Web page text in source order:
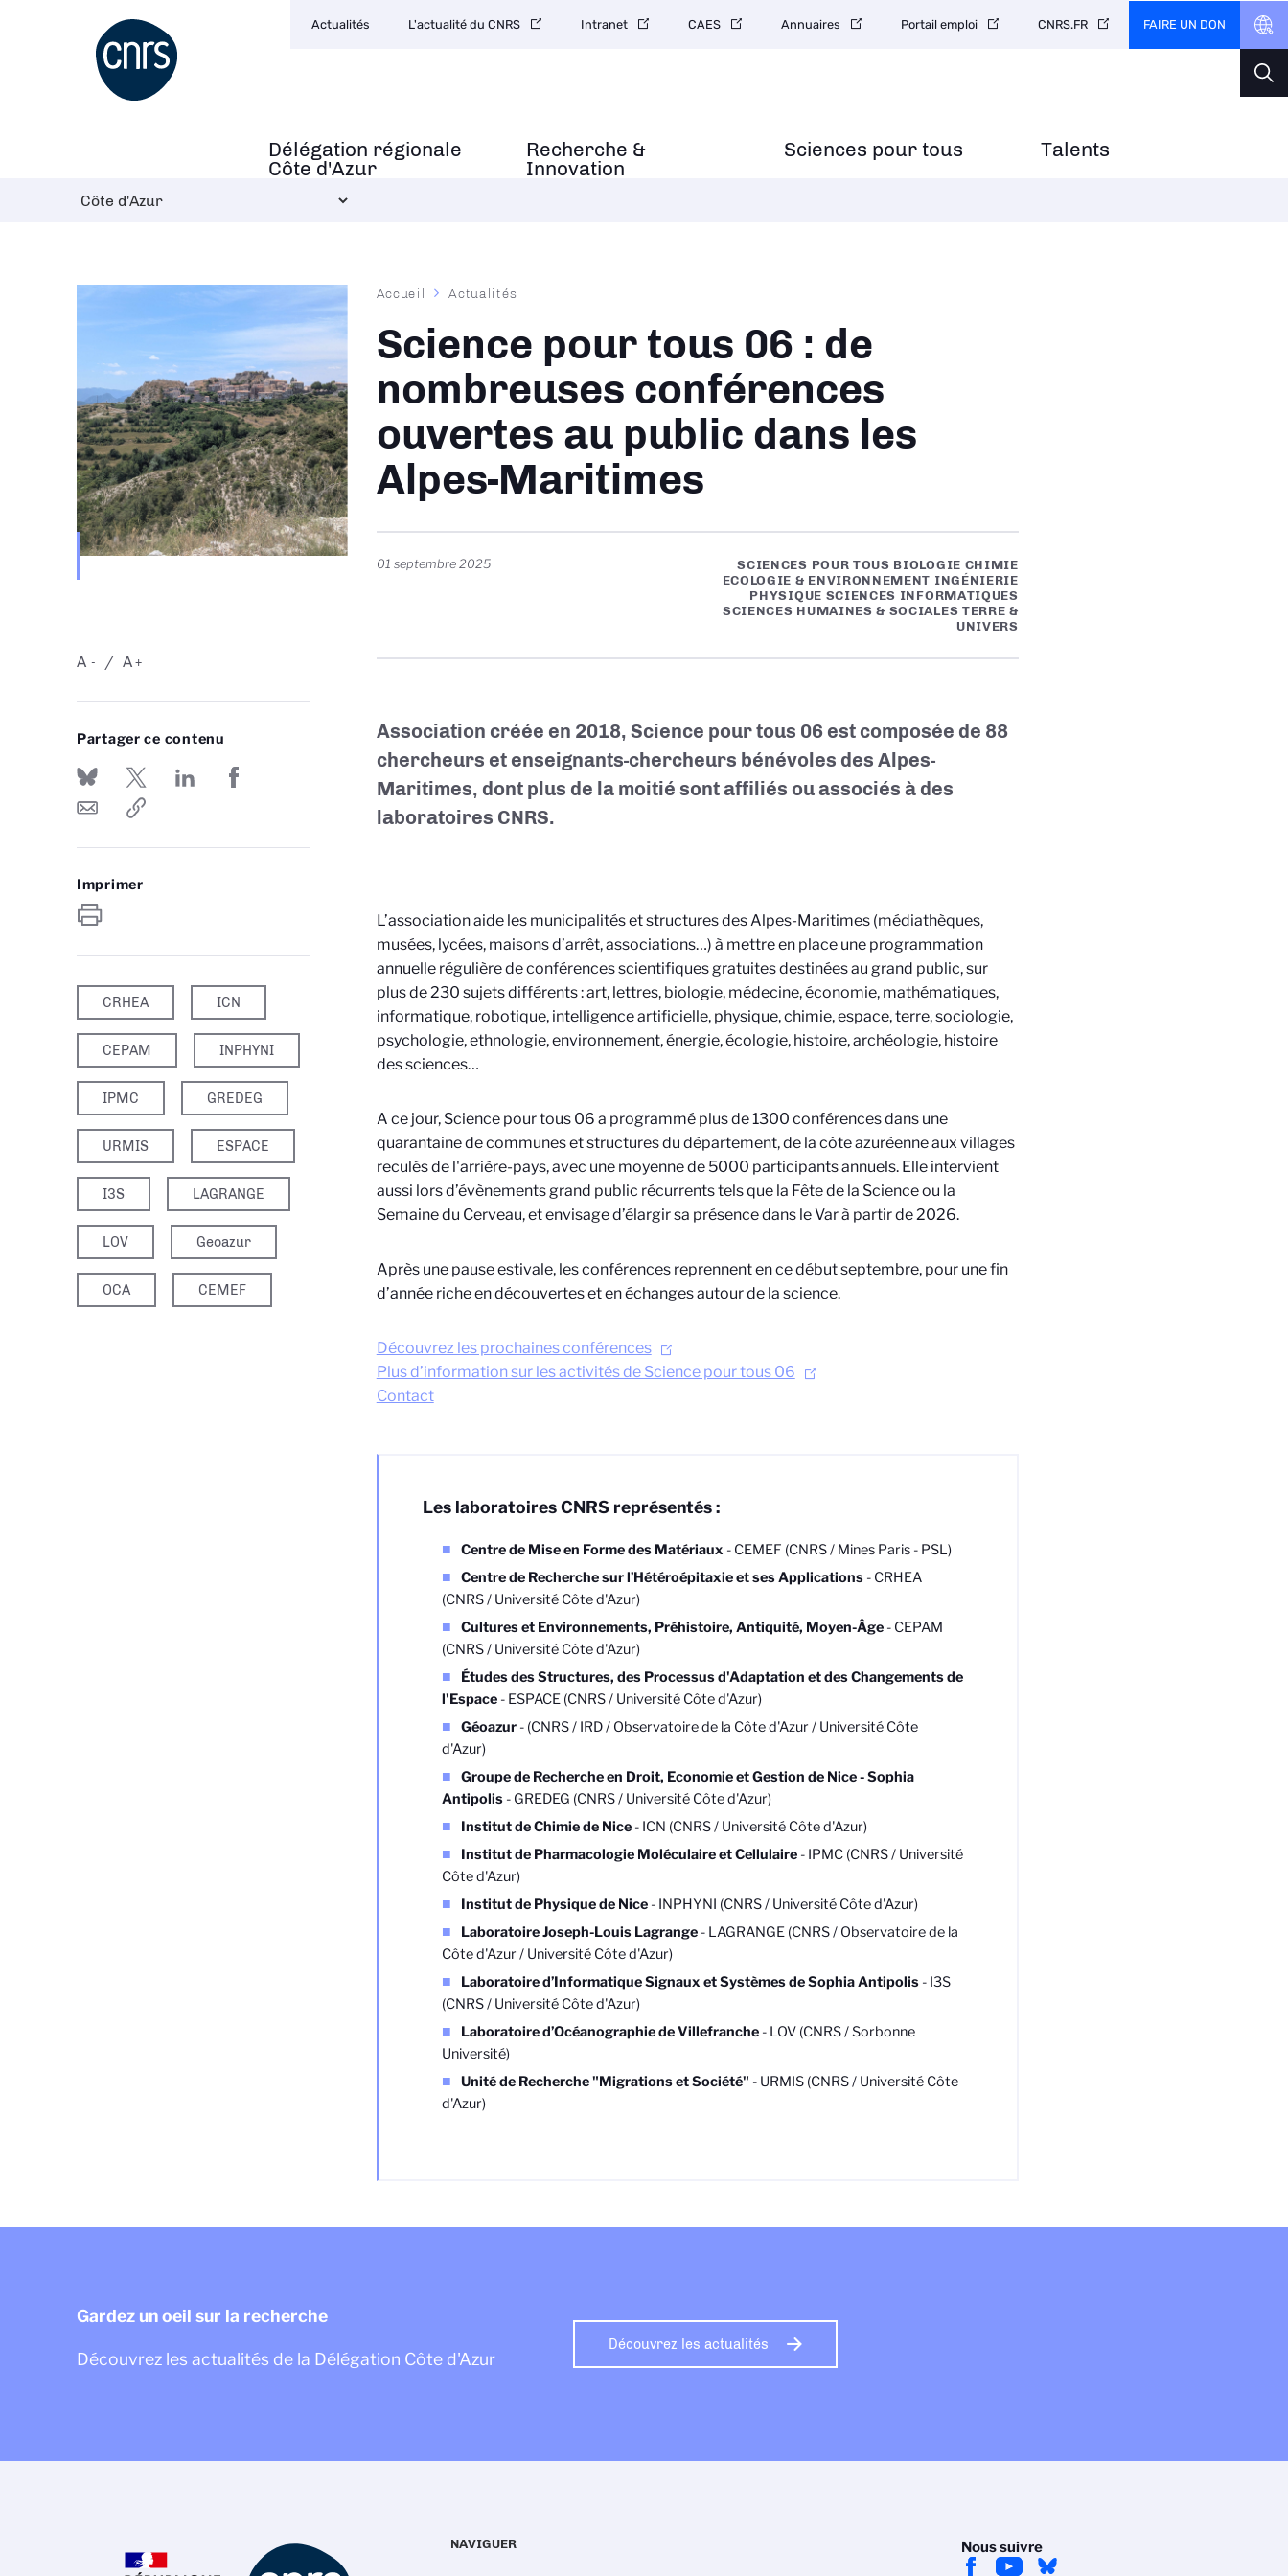
Navigation
principale
Délégation régionale
Côte d'Azur
Recherche &
Innovation
Sciences pour tous Talents
secondaire
Actualités L'actualité du CNRS Intranet CAES Annuaires Portail emploi CNRS.FR FAIRE UN DON
-
A +
A
Partager ce contenu
Imprimer
CRHEA ICN
CEPAM INPHYNI
IPMC GREDEG
URMIS ESPACE
I3S LAGRANGE
LOV Geoazur
OCA CEMEF
Fil
Accueil Actualités
Science pour tous 06 : de
nombreuses conférences
ouvertes au public dans les
Alpes-Maritimes
01 septembre 2025
SCIENCES POUR TOUS BIOLOGIE CHIMIE
ECOLOGIE & ENVIRONNEMENT INGÉNIERIE
PHYSIQUE SCIENCES INFORMATIQUES
SCIENCES HUMAINES & SOCIALES TERRE &
UNIVERS
Association créée en 2018, Science pour tous 06 est composée de 88
chercheurs et enseignants-chercheurs bénévoles des Alpes-
Maritimes, dont plus de la moitié sont affiliés ou associés à des
laboratoires CNRS.
L’association aide les municipalités et structures des Alpes-Maritimes (médiathèques,
musées, lycées, maisons d’arrêt, associations…) à mettre en place une programmation
annuelle régulière de conférences scientifiques gratuites destinées au grand public, sur
plus de 230 sujets différents : art, lettres, biologie, médecine, économie, mathématiques,
informatique, robotique, intelligence artificielle, physique, chimie, espace, terre, sociologie,
psychologie, ethnologie, environnement, énergie, écologie, histoire, archéologie, histoire
des sciences…
A ce jour, Science pour tous 06 a programmé plus de 1300 conférences dans une
quarantaine de communes et structures du département, de la côte azuréenne aux villages
reculés de l'arrière-pays, avec une moyenne de 5000 participants annuels. Elle intervient
aussi lors d’évènements grand public récurrents tels que la Fête de la Science ou la
Semaine du Cerveau, et envisage d’élargir sa présence dans le Var à partir de 2026.
Après une pause estivale, les conférences reprennent en ce début septembre, pour une fin
d’année riche en découvertes et en échanges autour de la science.
Découvrez les prochaines conférences
Plus d’information sur les activités de Science pour tous 06
Contact
Les laboratoires CNRS représentés :
Centre de Mise en Forme des Matériaux - CEMEF (CNRS / Mines Paris - PSL)
Centre de Recherche sur l’Hétéroépitaxie et ses Applications- CRHEA
(CNRS / Université Côte d'Azur)
Cultures et Environnements, Préhistoire, Antiquité, Moyen-Âge- CEPAM
(CNRS / Université Côte d'Azur)
Études des Structures, des Processus d'Adaptation et des Changements de
l'Espace- ESPACE (CNRS / Université Côte d'Azur)
Géoazur- (CNRS / IRD / Observatoire de la Côte d'Azur / Université Côte
d'Azur)
Groupe de Recherche en Droit, Economie et Gestion de Nice - Sophia
Antipolis- GREDEG (CNRS / Université Côte d'Azur)
Institut de Chimie de Nice- ICN (CNRS / Université Côte d'Azur)
Institut de Pharmacologie Moléculaire et Cellulaire- IPMC (CNRS / Université
Côte d'Azur)
Institut de Physique de Nice- INPHYNI (CNRS / Université Côte d'Azur)
Laboratoire Joseph-Louis Lagrange- LAGRANGE (CNRS / Observatoire de la
Côte d'Azur / Université Côte d'Azur)
Laboratoire d’Informatique Signaux et Systèmes de Sophia Antipolis- I3S
(CNRS / Université Côte d'Azur)
Laboratoire d’Océanographie de Villefranche- LOV (CNRS / Sorbonne
Université)
Unité de Recherche "Migrations et Société" - URMIS (CNRS / Université Côte
d'Azur)
Gardez un oeil sur la recherche
Découvrez les actualités de la Délégation Côte d'Azur
Découvrez les actualités
Nous suivre
NAVIGUER